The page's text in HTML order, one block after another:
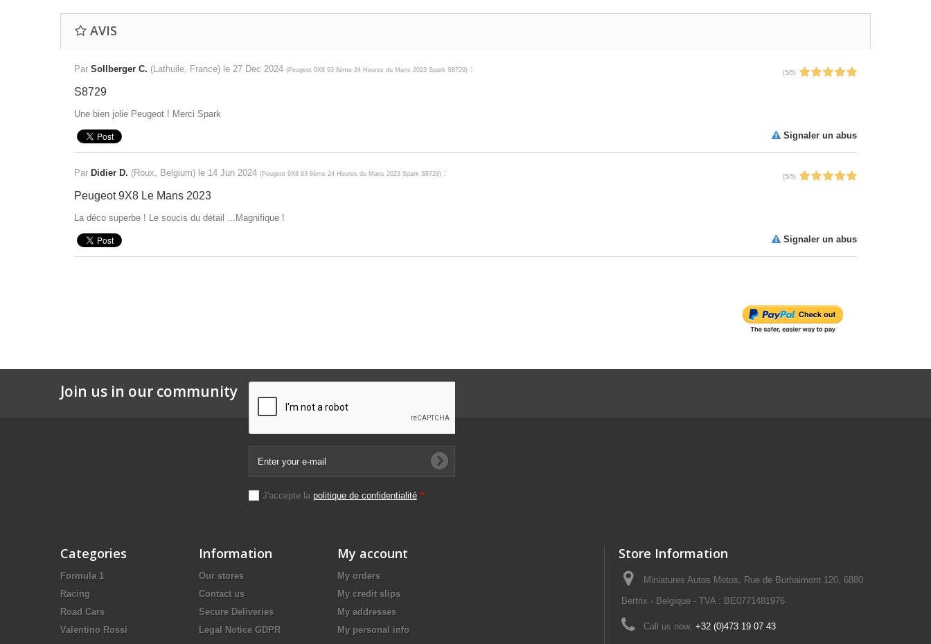
AVIS
Par Sollberger C. (Lathuile, France) le 27 Dec 2024 (Peugeot 9X8 93 8ème 24 Heures du Mans 2023 Spark S8729) : (5/5)
S8729
Une bien jolie Peugeot ! Merci Spark
Signaler un abus
Par Didier D. (Roux, Belgium) le 14 Jun 2024 (Peugeot 9X8 93 8ème 24 Heures du Mans 2023 Spark S8729) : (5/5)
Peugeot 9X8 Le Mans 2023
La déco superbe ! Le soucis du détail ...Magnifique !
Signaler un abus
Join us in our community
J'accepte la politique de confidentialité *
Categories
Formula 1
Racing
Road Cars
Valentino Rossi
Information
Our stores
Contact us
Secure Deliveries
Legal Notice GDPR
My account
My orders
My credit slips
My addresses
My personal info
Store Information
Miniatures Autos Motos, Rue de Burhaimont 120, 6880
Bertrix - Belgique - TVA : BE0771481976
Call us now: +32 (0)473 19 07 43